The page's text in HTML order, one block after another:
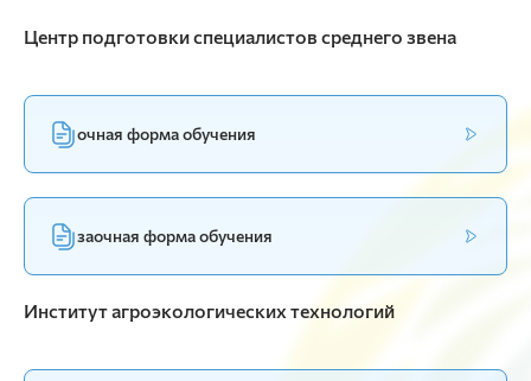
Центр подготовки специалистов среднего звена
очная форма обучения
заочная форма обучения
Институт агроэкологических технологий